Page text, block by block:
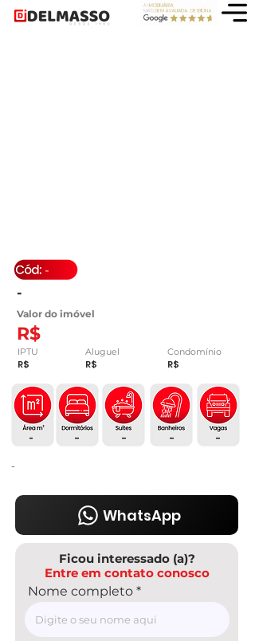
-
Valor do imóvel
R$
-
IPTU
R$
Aluguel Condomínio
R$ R$
-
-
- - -
-
WhatsApp
Ficou interessado (a)?
Entre em contato conosco
Nome completo